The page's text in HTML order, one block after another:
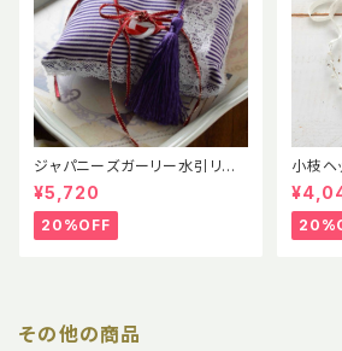
ジャパニーズガーリー水引リン
グピロー完成品
¥5,720
20%OFF
小枝ヘ
トリボ
チュラ
花嫁
その他の商品